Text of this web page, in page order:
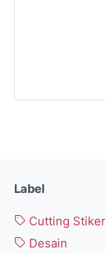
Label
Cutting Stiker
Desain